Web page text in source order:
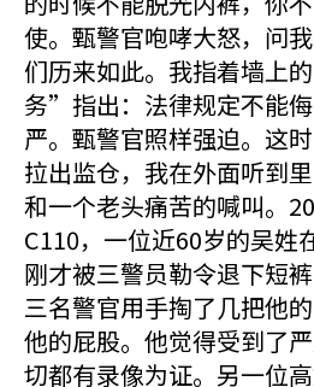
使。甄警官咆哮大怒，问
们历来如此。我指着墙上
务”指出：法律规定不能
严。甄警官照样强迫。这
拉出监仓，我在外面听到
和一个老头痛苦的喊叫。
C110，一位近60岁的吴姓
刚才被三警员勒令退下短
三名警官用手掏了几把他
他的屁股。他觉得受到了
切都有录像为证。另一位